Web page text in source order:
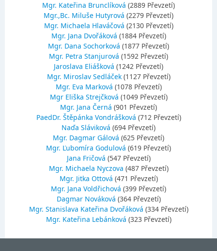
Mgr. Kateřina Brunclíková (2889 Převzetí)
Mgr.,Bc. Miluše Hutyrová (2279 Převzetí)
Mgr. Michaela Hlaváčová (2130 Převzetí)
Mgr. Jana Dvořáková (1884 Převzetí)
Mgr. Dana Sochorková (1877 Převzetí)
Mgr. Petra Stanjurová (1592 Převzetí)
Jaroslava Eliášková (1242 Převzetí)
Mgr. Miroslav Sedláček (1127 Převzetí)
Mgr. Eva Marková (1078 Převzetí)
Mgr Eliška Strejčková (1049 Převzetí)
Mgr. Jana Černá (901 Převzetí)
PaedDr. Štěpánka Vondrášková (712 Převzetí)
Naďa Sláviková (694 Převzetí)
Mgr. Dagmar Gálová (625 Převzetí)
Mgr. Ľubomíra Godulová (619 Převzetí)
Jana Fričová (547 Převzetí)
Mgr. Michaela Nyczova (487 Převzetí)
Mgr. Jitka Ottová (471 Převzetí)
Mgr. Jana Voldřichová (399 Převzetí)
Dagmar Nováková (364 Převzetí)
Mgr. Stanislava Kateřina Dvořáková (334 Převzetí)
Mgr. Kateřina Lebánková (323 Převzetí)